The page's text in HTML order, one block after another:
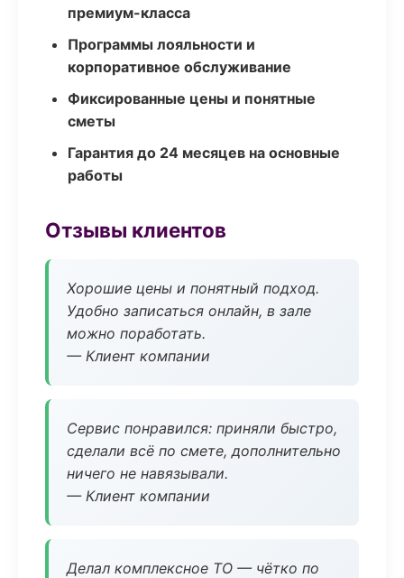
премиум-класса
Программы лояльности и
корпоративное обслуживание
Фиксированные цены и понятные
сметы
Гарантия до 24 месяцев на основные
работы
Отзывы клиентов
Хорошие цены и понятный подход.
Удобно записаться онлайн, в зале
можно поработать.
— Клиент компании
Сервис понравился: приняли быстро,
сделали всё по смете, дополнительно
ничего не навязывали.
— Клиент компании
Делал комплексное ТО — чётко по